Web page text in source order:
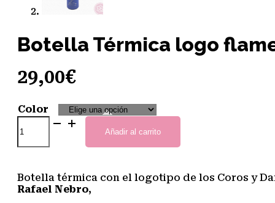
Botella Térmica logo
29,00€
Color
Botella
Térmica
logo
Sport.
(dos
Añadir al carrito
Botella térmica con el logotipo de los Coros y
Rafael Nebro,